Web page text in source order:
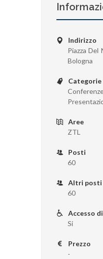
Indirizzo
Piazza
Bologna
Categorie
Aree
ZTL
Posti
60
Altri posti
60
Accesso
Si
Prezzo
-